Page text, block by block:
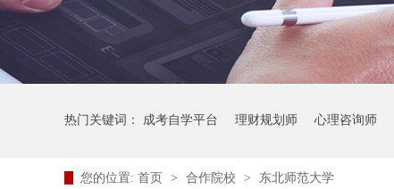
热门关键词： 成考自学平台 理财规划师 心理咨询师
您的位置: 首页 > 合作院校 > 东北师范大学